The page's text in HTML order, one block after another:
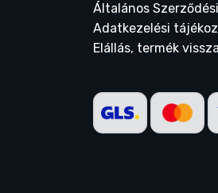
Általános
Adatkezelési
Elállás, termék